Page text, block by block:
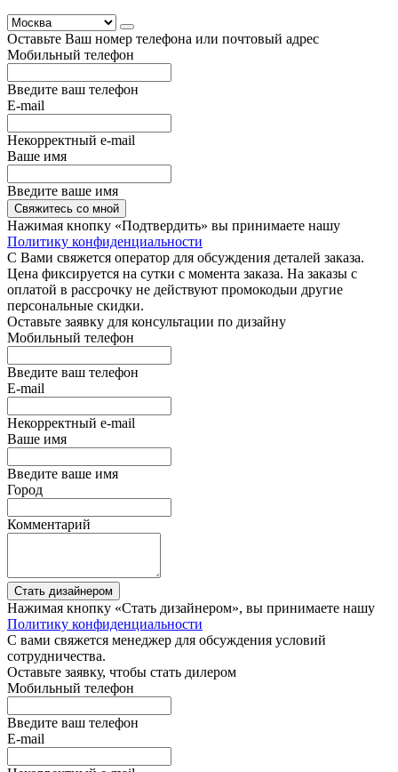
Оставьте Ваш номер телефона или почтовый адрес
Мобильный телефон
Введите ваш телефон
E-mail
Некорректный e-mail
Ваше имя
Введите ваше имя
Свяжитесь со мной
Нажимая кнопку «Подтвердить» вы принимаете нашу
Политику конфиденциальности
С Вами свяжется оператор для обсуждения деталей заказа.
Цена фиксируется на сутки с момента заказа. На заказы с
оплатой в рассрочку не действуют промокодыи другие
персональные скидки.
Оставьте заявку для консультации по дизайну
Мобильный телефон
Введите ваш телефон
E-mail
Некорректный e-mail
Ваше имя
Введите ваше имя
Город
Комментарий
Стать дизайнером
Нажимая кнопку «Стать дизайнером», вы принимаете нашу
Политику конфиденциальности
С вами свяжется менеджер для обсуждения условий
сотрудничества.
Оставьте заявку, чтобы стать дилером
Мобильный телефон
Введите ваш телефон
E-mail